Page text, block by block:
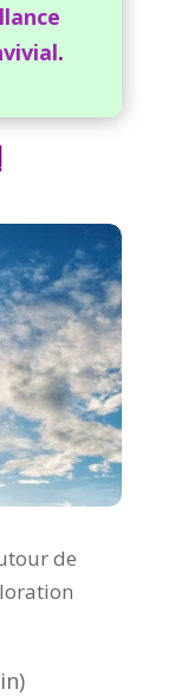
.
de